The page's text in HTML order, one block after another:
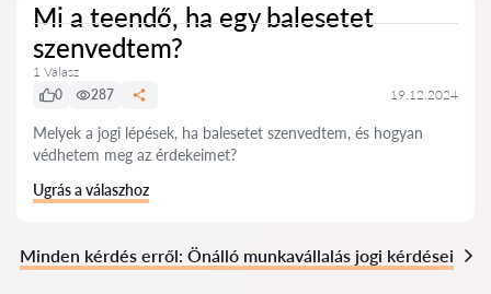
Mi a teendő, ha egy balesetet
szenvedtem?
1 Válasz
0
287 19.12.2024
Melyek a jogi lépések, ha balesetet szenvedtem, és hogyan
védhetem meg az érdekeimet?
Ugrás a válaszhoz
Minden kérdés erről: Önálló munkavállalás jogi kérdései